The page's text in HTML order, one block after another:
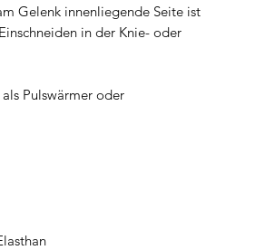
Gelenk innenliegende Seite ist
in der Knie- oder
Pulswärmer oder